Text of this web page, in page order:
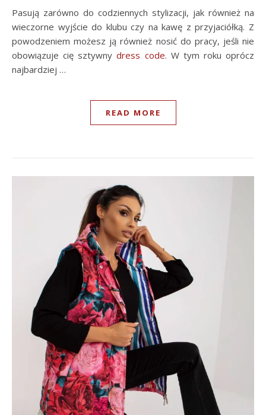
Pasują zarówno do codziennych stylizacji, jak również na
wieczorne wyjście do klubu czy na kawę z przyjaciółką. Z
powodzeniem możesz ją również nosić do pracy, jeśli nie
obowiązuje cię sztywnydress code. W tym roku oprócz
najbardziej …
READ MORE